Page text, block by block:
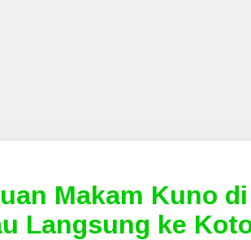
Makam Kuno
Langsung ke